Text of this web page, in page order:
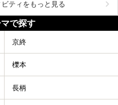
ティをもっと見る
で探す
京終
櫟本
長柄